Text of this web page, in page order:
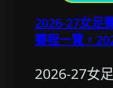
2026-27女足
賽程一覽，
2026-27女